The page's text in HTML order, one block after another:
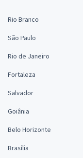
Rio Branco
São Paulo
Rio de Janeiro
Fortaleza
Salvador
Goiânia
Belo Horizonte
Brasília